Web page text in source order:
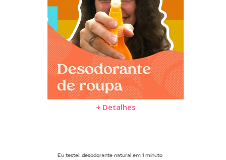
+ Detalhes
Eu testei: desodorante natural em 1 minuto